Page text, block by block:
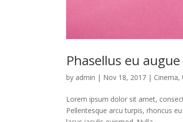
Phasellus eu
by admin | Nov 18, 2017 | Cinema,
Lorem ipsum dolor sit amet,
Pellentesque arcu turpis, rhoncus